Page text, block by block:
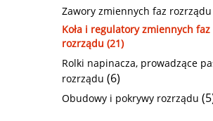
Zawory zmiennych faz rozrządu
Koła i regulatory zmiennych faz
rozrządu (21)
Rolki napinacza, prowadzące
rozrządu (6)
Obudowy i pokrywy rozrządu